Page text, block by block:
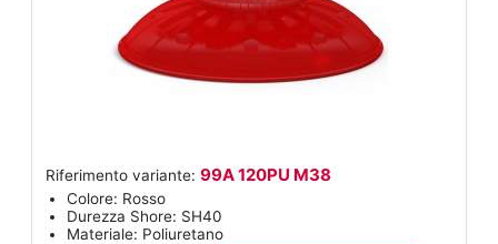
Riferimento variante: 99A 120PU M38
Colore: Rosso
Durezza Shore: SH40
Materiale: Poliuretano